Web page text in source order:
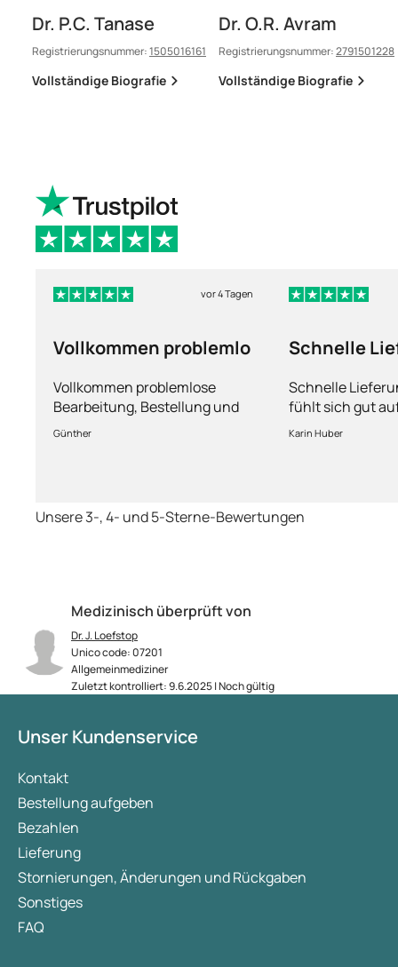
Medizinisch überprüft von
Dr. J. Loefstop
Unico code: 07201
Allgemeinmediziner
Zuletzt kontrolliert: 9.6.2025 | Noch gültig
Dr. P.C. Tanase
Registrierungsnummer:1505016161
Vollständige Biografie
Dr. O.R. Avram
Registrierungsnummer:2791501228
Vollständige Biografie
vor 4 Tagen
Vollkommen problemlo
Vollkommen problemlose
Bearbeitung, Bestellung und
Lieferung
Günther
Schnelle
Schnelle
fühlt sich gut
Fragen kann
Karin Huber
Unsere 3-, 4- und 5-Sterne-Bewertungen
Unser Kundenservice
Kontakt
Bestellung aufgeben
Bezahlen
Lieferung
Stornierungen, Änderungen und Rückgaben
Sonstiges
FAQ